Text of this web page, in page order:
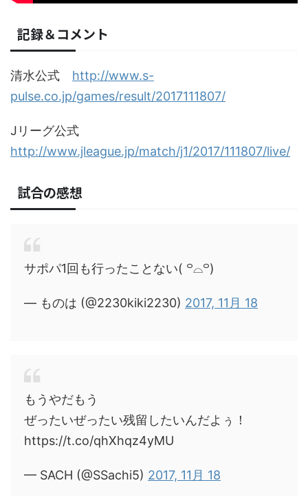
記録＆コメント
清水公式 http://www.s-
pulse.co.jp/games/result/2017111807/
Jリーグ公式
http://www.jleague.jp/match/j1/2017/111807/live/
試合の感想
サポパ1回も行ったことない( ꒪⌓꒪)
— ものは (@2230kiki2230) 2017, 11月 18
もうやだもう
ぜったいぜったい残留したいんだよぅ！
https://t.co/qhXhqz4yMU
— SACH (@SSachi5) 2017, 11月 18